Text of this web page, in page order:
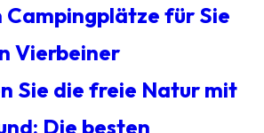
für Sie
Vierbeiner
Sie die freie Natur mit
Die besten